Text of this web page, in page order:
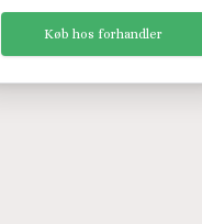
Køb hos forhandler